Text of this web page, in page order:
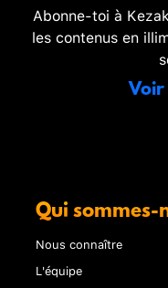
Abonne-toi à
les contenus en
Voir
Qui sommes-
Nous connaître
L'équipe